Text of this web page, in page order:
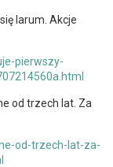
larum. Akcje
pierwszy-
od trzech lat. Za
od-trzech-lat-za-